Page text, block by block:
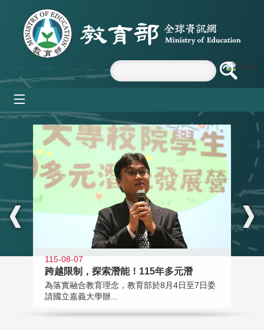
跳到主要內容區塊
:::
115-08-07
跨越限制，探索潛能！115年多元潛
為落實融合教育理念，教育部於8月4日至7日委
請國立嘉義大學辦...